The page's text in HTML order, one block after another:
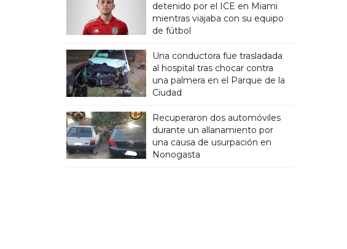
detenido por el ICE en Miami
mientras viajaba con su equipo
de fútbol
Una conductora fue trasladada
al hospital tras chocar contra
una palmera en el Parque de la
Ciudad
Recuperaron dos automóviles
durante un allanamiento por
una causa de usurpación en
Nonogasta